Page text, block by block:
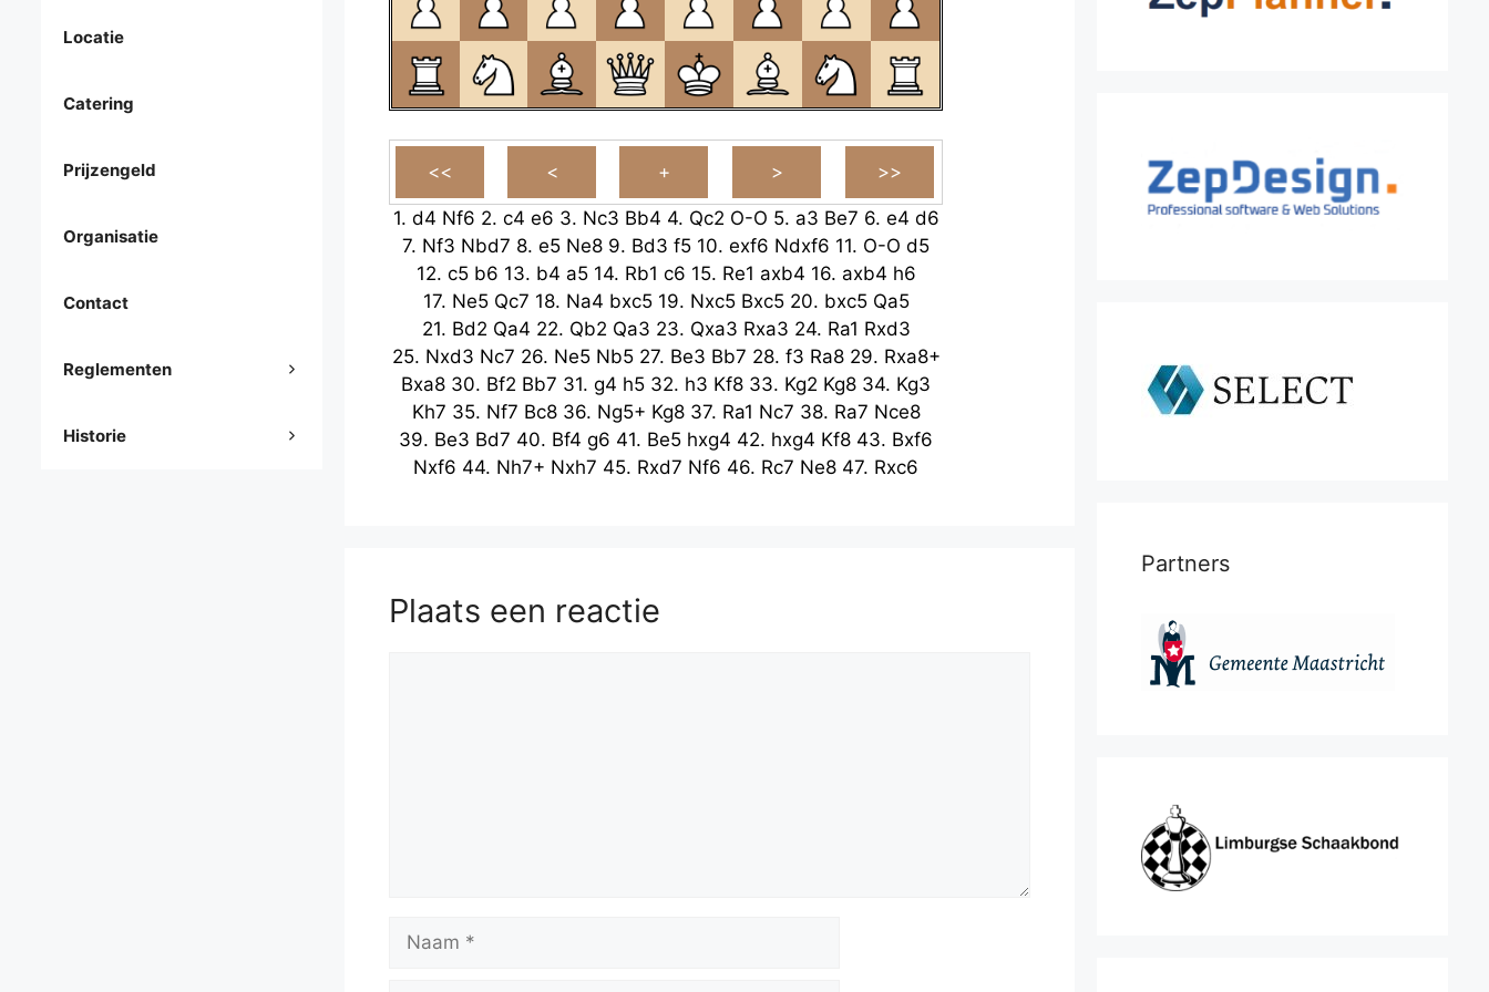
1. d4 Nf6 2. c4 e6 3. Nc3 Bb4 4. Qc2 O-O 5. a3 Be7 6. e4 d6
7. Nf3 Nbd7 8. e5 Ne8 9. Bd3 f5 10. exf6 Ndxf6 11. O-O d5
12. c5 b6 13. b4 a5 14. Rb1 c6 15. Re1 axb4 16. axb4 h6
17. Ne5 Qc7 18. Na4 bxc5 19. Nxc5 Bxc5 20. bxc5 Qa5
21. Bd2 Qa4 22. Qb2 Qa3 23. Qxa3 Rxa3 24. Ra1 Rxd3
25. Nxd3 Nc7 26. Ne5 Nb5 27. Be3 Bb7 28. f3 Ra8 29. Rxa8+
Bxa8 30. Bf2 Bb7 31. g4 h5 32. h3 Kf8 33. Kg2 Kg8 34. Kg3
Kh7 35. Nf7 Bc8 36. Ng5+ Kg8 37. Ra1 Nc7 38. Ra7 Nce8
39. Be3 Bd7 40. Bf4 g6 41. Be5 hxg4 42. hxg4 Kf8 43. Bxf6
Nxf6 44. Nh7+ Nxh7 45. Rxd7 Nf6 46. Rc7 Ne8 47. Rxc6
Plaats een reactie
Locatie
Catering
Prijzengeld
Organisatie
Contact
Reglementen
Historie
Partners